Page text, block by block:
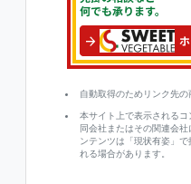
自動取得のためリンク先の
本サイト上で表示される
同会社またはその関連会
ンテンツは「現状有姿」
れる場合があります。